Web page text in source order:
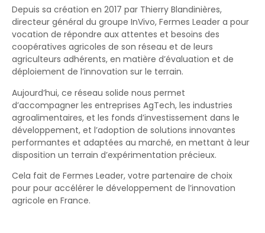
Depuis sa création en 2017 par Thierry Blandinières,
directeur général du groupe InVivo, Fermes Leader a pour
vocation de répondre aux attentes et besoins des
coopératives agricoles de son réseau et de leurs
agriculteurs adhérents, en matière d’évaluation et de
déploiement de l’innovation sur le terrain.
Aujourd’hui, ce réseau solide nous permet
d’accompagner les entreprises AgTech, les industries
agroalimentaires, et les fonds d’investissement dans le
développement, et l’adoption de solutions innovantes
performantes et adaptées au marché, en mettant à leur
disposition un terrain d’expérimentation précieux.
Cela fait de Fermes Leader, votre partenaire de choix
pour pour accélérer le développement de l’innovation
agricole en France.